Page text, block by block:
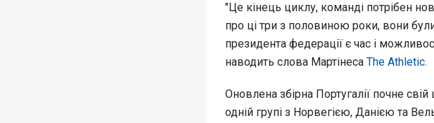
"Це кінець циклу, команді потрібен
про ці три з половиною роки, вони
президента федерації є час і
наводить слова Мартінеса The Athletic.
Оновлена збірна Португалії почне
одній групі з Норвегією, Данією та